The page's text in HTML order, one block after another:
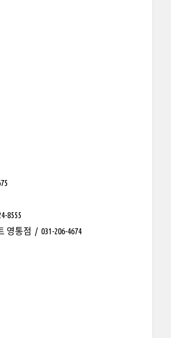
8555
통점 / 031-206-4674